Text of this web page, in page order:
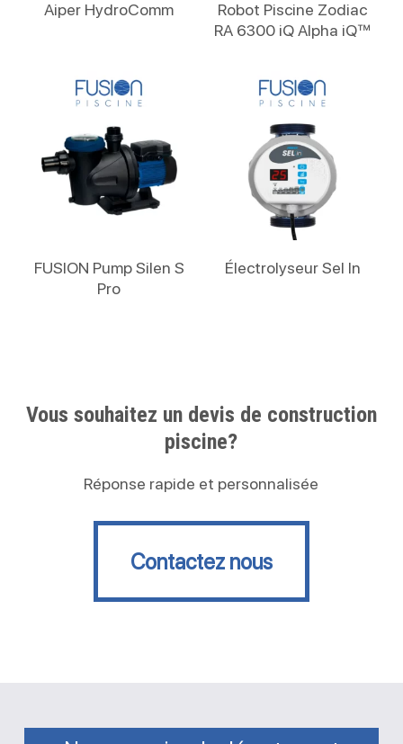
Aiper HydroComm
Robot Piscine Zodiac
RA 6300 iQ Alpha iQ™
FUSION Pump Silen S
Pro
Électrolyseur Sel In
Vous souhaitez un devis de construction
piscine?
Réponse rapide et personnalisée
Contactez nous
Contactez nous